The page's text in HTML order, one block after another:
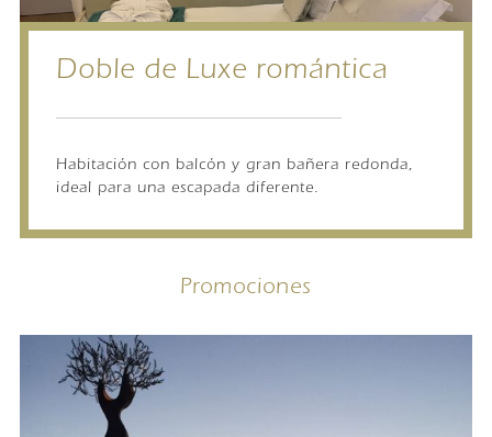
Doble de Luxe romántica
Habitación con balcón y gran bañera redonda,
ideal para una escapada diferente.
Promociones